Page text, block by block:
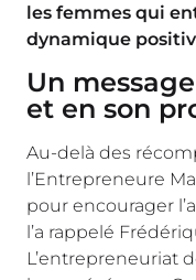
les femmes qui
dynamique
Un
et en son
Au-delà des
l’Entrepreneure
pour encourager
l’a rappelé
L’entrepreneuriat